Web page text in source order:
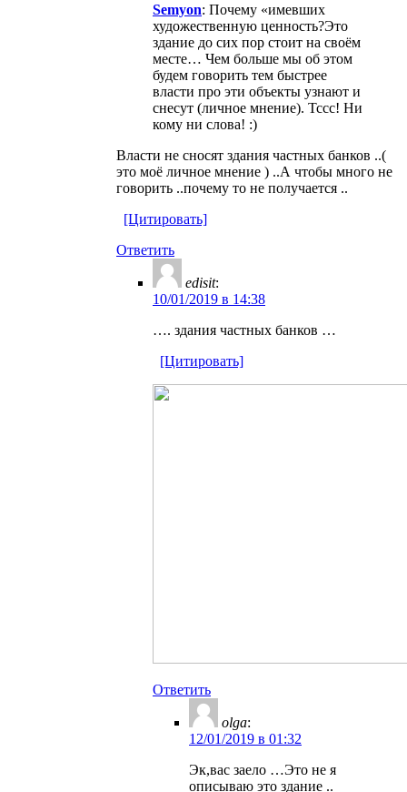
Semyon: Почему «имевших
художественную ценность?Это
здание до сих пор стоит на своём
месте… Чем больше мы об этом
будем говорить тем быстрее
власти про эти объекты узнают и
снесут (личное мнение). Тссс! Ни
кому ни слова! :)
Власти не сносят здания частных банков ..(
это моё личное мнение ) ..А чтобы много не
говорить ..почему то не получается ..
[Цитировать]
Ответить
edisit:
10/01/2019 в 14:38
…. здания частных банков …
[Цитировать]
Ответить
olga:
12/01/2019 в 01:32
Эк,вас заело …Это не я
описываю это здание ..